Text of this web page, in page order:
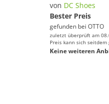
von DC Shoes
Bester Preis
gefunden bei OTTO
zuletzt überprüft am
Preis kann sich seitdem
Keine weiteren